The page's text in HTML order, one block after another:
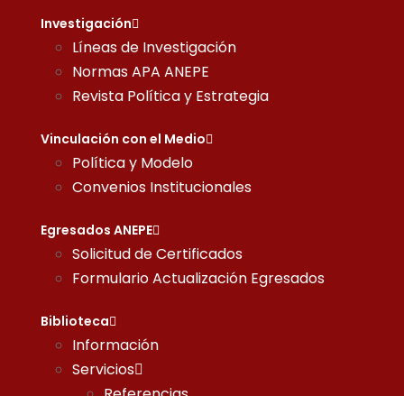
Investigación
Líneas de Investigación
Normas APA ANEPE
Revista Política y Estrategia
Vinculación con el Medio
Política y Modelo
Convenios Institucionales
Egresados ANEPE
Solicitud de Certificados
Formulario Actualización Egresados
Biblioteca
Información
Servicios